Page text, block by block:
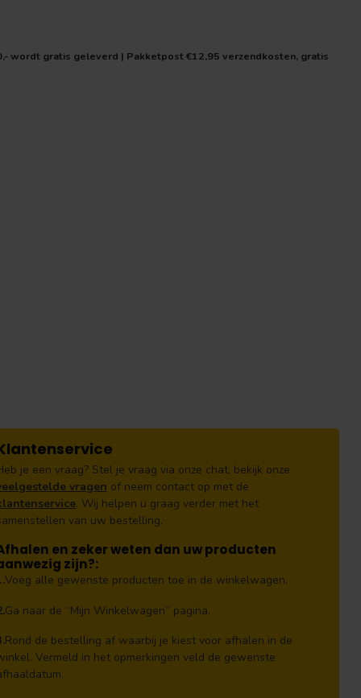
wordt gratis geleverd | Pakketpost €12,95 verzendkosten, gratis
je een vraag? Stel je vraag via onze chat, bekijk onze
vragen of neem contact op met de
. Wij helpen u graag verder met het
van uw bestelling.
en zeker weten dan uw producten
zijn?:
Voeg alle gewenste producten toe in de winkelwagen.
Ga naar de “Mijn Winkelwagen” pagina.
Rond de bestelling af waarbij je kiest voor afhalen in de
Vermeld in het opmerkingen veld de gewenste